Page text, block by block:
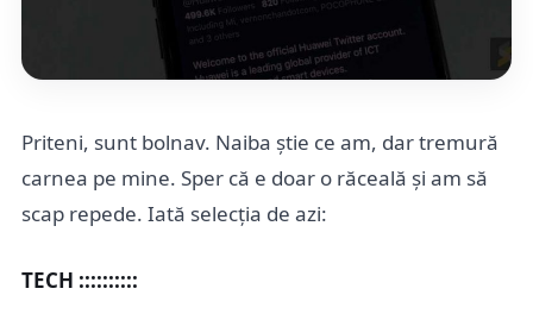
Priteni, sunt bolnav. Naiba știe ce am, dar tremură
carnea pe mine. Sper că e doar o răceală și am să
scap repede. Iată selecția de azi:
TECH ::::::::::